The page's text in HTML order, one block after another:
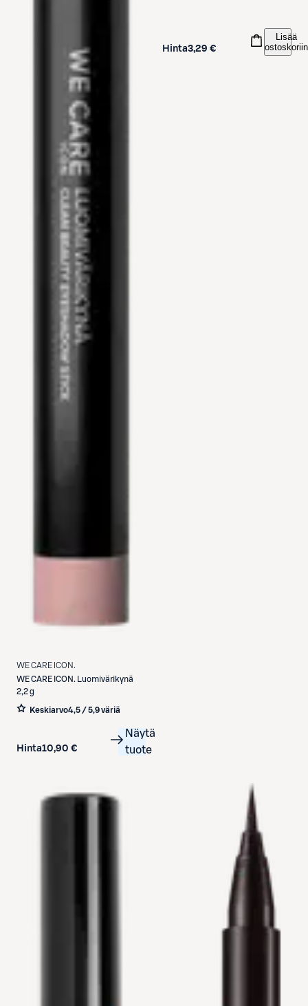
WE CARE ICON.
WE CARE ICON.
Luomivärikynä
2,2 g
Keskiarvo4,5 / 5,9 väriä
Hinta10,90 €
Näytä
tuote
Hinta3,29 €
Lisää
ostoskoriin